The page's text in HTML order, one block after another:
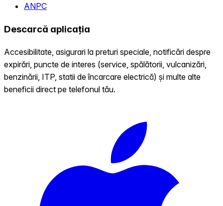
ANPC
Descarcă aplicația
Accesibilitate, asigurari la preturi speciale, notificări despre
expirări, puncte de interes (service, spălătorii, vulcanizări,
benzinării, ITP, statii de încarcare electrică) și multe alte
beneficii direct pe telefonul tău.